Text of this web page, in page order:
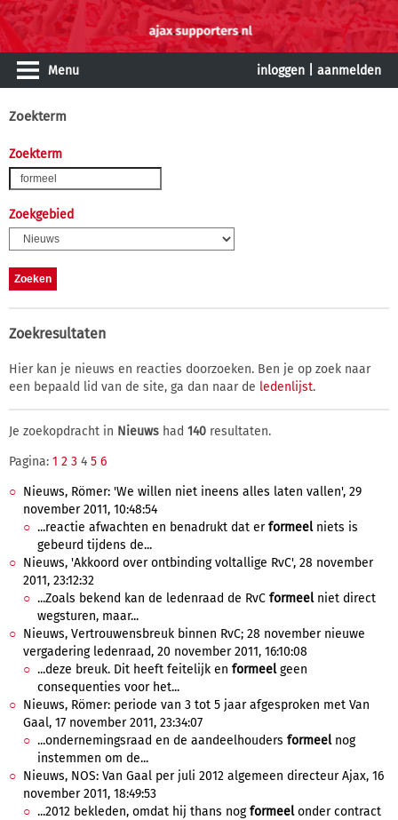
Menu inloggen aanmelden
Zoekterm
Zoekterm
Zoekgebied
Zoekresultaten
Hier kan je nieuws en reacties doorzoeken. Ben je op zoek naar
een bepaald lid van de site, ga dan naar de ledenlijst.
Je zoekopdracht in Nieuws had 140 resultaten.
Pagina: 1 2 3 4 5 6
Nieuws, Römer: 'We willen niet ineens alles laten vallen', 29
november 2011, 10:48:54
...reactie afwachten en benadrukt dat erformeelniets is
gebeurd tijdens de...
Nieuws, 'Akkoord over ontbinding voltallige RvC', 28 november
2011, 23:12:32
...Zoals bekend kan de ledenraad de RvC formeelniet direct
wegsturen, maar...
Nieuws, Vertrouwensbreuk binnen RvC; 28 november nieuwe
vergadering ledenraad, 20 november 2011, 16:10:08
...deze breuk. Dit heeft feitelijk en formeelgeen
consequenties voor het...
Nieuws, Römer: periode van 3 tot 5 jaar afgesproken met Van
Gaal, 17 november 2011, 23:34:07
...ondernemingsraad en de aandeelhouders formeelnog
instemmen om de...
Nieuws, NOS: Van Gaal per juli 2012 algemeen directeur Ajax, 16
november 2011, 18:49:53
...2012 bekleden, omdat hij thans nogformeelonder contract